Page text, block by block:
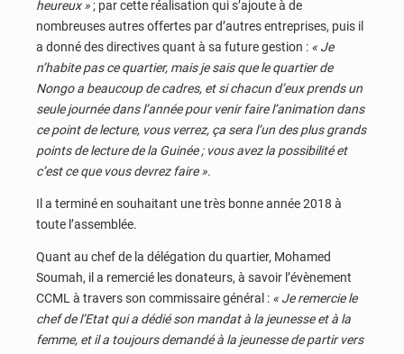
heureux »; par cette réalisation qui s’ajoute à de
nombreuses autres offertes par d’autres entreprises, puis il
a donné des directives quant à sa future gestion : « Je
n’habite pas ce quartier, mais je sais que le quartier de
Nongo a beaucoup de cadres, et si chacun d’eux prends un
seule journée dans l’année pour venir faire l’animation dans
ce point de lecture, vous verrez, ça sera l’un des plus grands
points de lecture de la Guinée ; vous avez la possibilité et
c’est ce que vous devrez faire ».
Il a terminé en souhaitant une très bonne année 2018 à
toute l’assemblée.
Quant au chef de la délégation du quartier, Mohamed
Soumah, il a remercié les donateurs, à savoir l’évènement
CCML à travers son commissaire général : « Je remercie le
chef de l’Etat qui a dédié son mandat à la jeunesse et à la
femme, et il a toujours demandé à la jeunesse de partir vers